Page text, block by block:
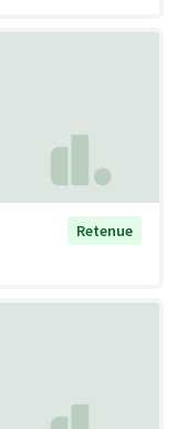
Retenue